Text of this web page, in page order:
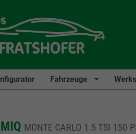
Fahrzeuge
MONTE CARLO 1.5 TSI 150